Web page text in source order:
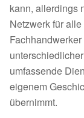
kann, allerdings
Netzwerk für
umfassende
eigenem
übernimmt.